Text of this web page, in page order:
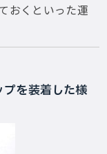
おくといった運
を装着した様